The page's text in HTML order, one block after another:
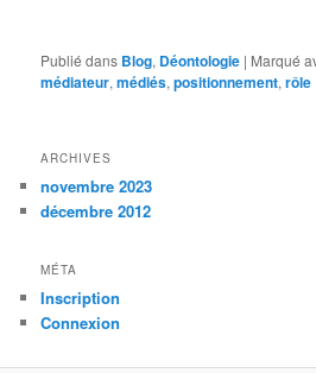
Publié dans Blog, Déontologie | Marqué
médiateur,médiés,positionnement,rôle
ARCHIVES
novembre 2023
décembre 2012
MÉTA
Inscription
Connexion